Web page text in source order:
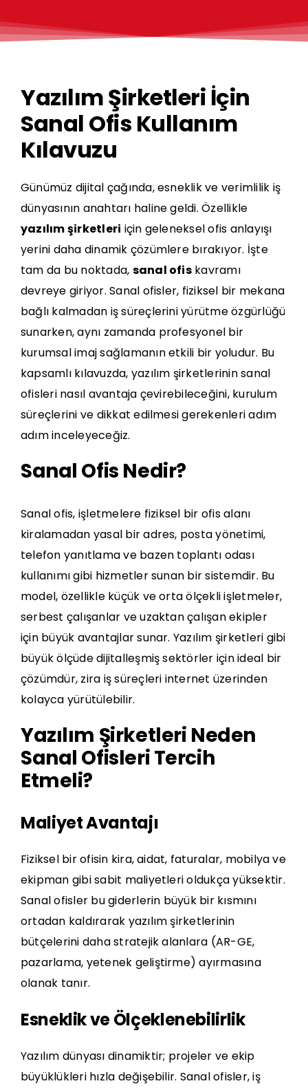
Yazılım Şirketleri İçin
Sanal Ofis Kullanım
Kılavuzu
Günümüz dijital çağında, esneklik ve verimlilik iş
dünyasının anahtarı haline geldi. Özellikle
yazılım şirketleri için geleneksel ofis anlayışı
yerini daha dinamik çözümlere bırakıyor. İşte
tam da bu noktada, sanal ofiskavramı
devreye giriyor. Sanal ofisler, fiziksel bir mekana
bağlı kalmadan iş süreçlerini yürütme özgürlüğü
sunarken, aynı zamanda profesyonel bir
kurumsal imaj sağlamanın etkili bir yoludur. Bu
kapsamlı kılavuzda, yazılım şirketlerinin sanal
ofisleri nasıl avantaja çevirebileceğini, kurulum
süreçlerini ve dikkat edilmesi gerekenleri adım
adım inceleyeceğiz.
Sanal Ofis Nedir?
Sanal ofis, işletmelere fiziksel bir ofis alanı
kiralamadan yasal bir adres, posta yönetimi,
telefon yanıtlama ve bazen toplantı odası
kullanımı gibi hizmetler sunan bir sistemdir. Bu
model, özellikle küçük ve orta ölçekli işletmeler,
serbest çalışanlar veuzaktan çalışan ekipler
için büyük avantajlar sunar. Yazılım şirketleri gibi
büyük ölçüde dijitalleşmiş sektörler için ideal bir
çözümdür, zira iş süreçleri internet üzerinden
kolayca yürütülebilir.
Yazılım Şirketleri Neden
Sanal Ofisleri Tercih
Etmeli?
Maliyet Avantajı
Fiziksel bir ofisin kira, aidat, faturalar, mobilya ve
ekipman gibi sabit maliyetleri oldukça yüksektir.
Sanal ofisler bu giderlerin büyük bir kısmını
ortadan kaldırarak yazılım şirketlerinin
bütçelerini daha stratejik alanlara (AR-GE,
pazarlama, yetenek geliştirme) ayırmasına
olanak tanır.
Esneklik ve Ölçeklenebilirlik
Yazılım dünyası dinamiktir; projeler ve ekip
büyüklükleri hızla değişebilir. Sanal ofisler, iş